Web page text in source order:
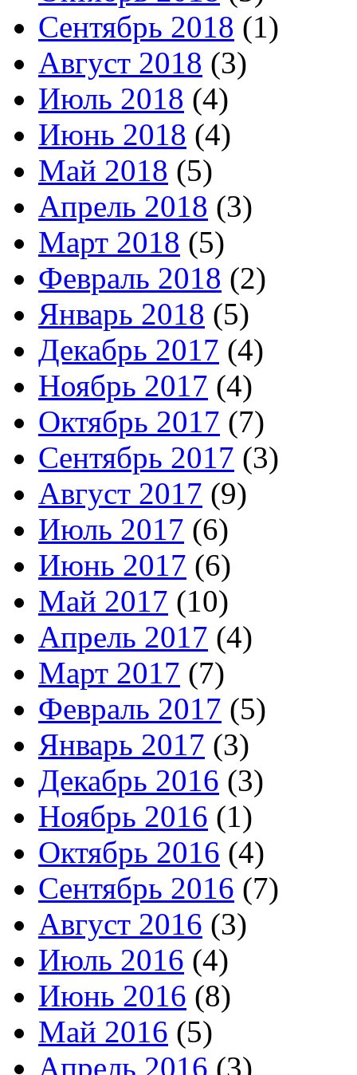
Сентябрь 2018 (1)
Август 2018 (3)
Июль 2018 (4)
Июнь 2018 (4)
Май 2018 (5)
Апрель 2018 (3)
Март 2018 (5)
Февраль 2018 (2)
Январь 2018 (5)
Декабрь 2017 (4)
Ноябрь 2017 (4)
Октябрь 2017 (7)
Сентябрь 2017 (3)
Август 2017 (9)
Июль 2017 (6)
Июнь 2017 (6)
Май 2017 (10)
Апрель 2017 (4)
Март 2017 (7)
Февраль 2017 (5)
Январь 2017 (3)
Декабрь 2016 (3)
Ноябрь 2016 (1)
Октябрь 2016 (4)
Сентябрь 2016 (7)
Август 2016 (3)
Июль 2016 (4)
Июнь 2016 (8)
Май 2016 (5)
Апрель 2016 (3)